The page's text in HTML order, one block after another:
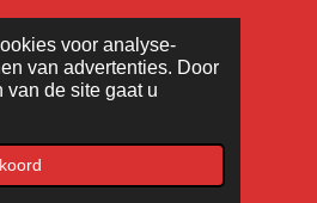
voor analyse-
van advertenties. Door
van de site gaat u